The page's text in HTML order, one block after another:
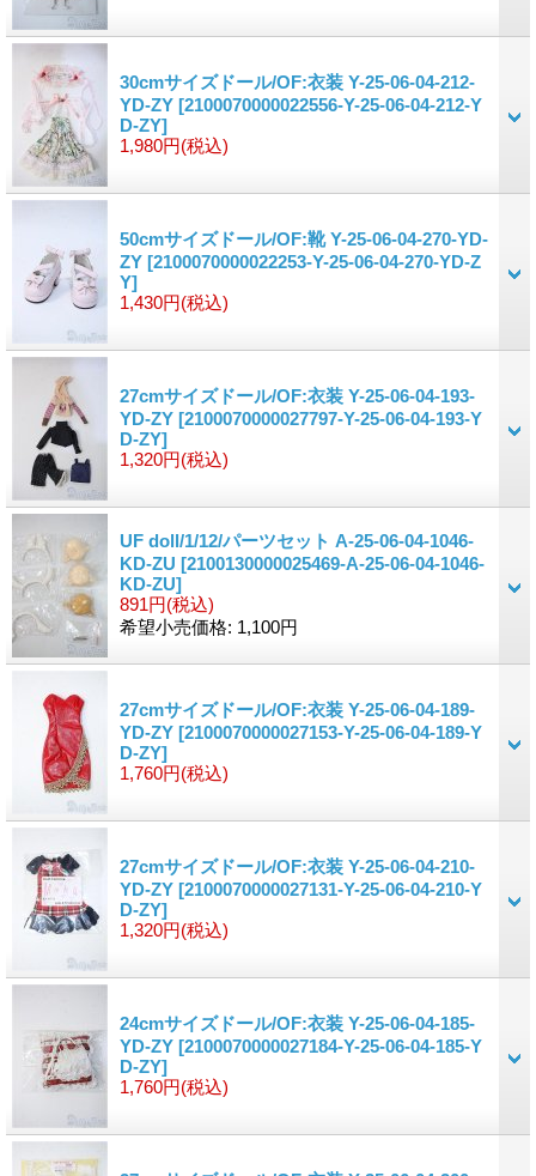
30cmサイズドール/OF:衣装 Y-25-06-04-212-
YD-ZY [2100070000022556-Y-25-06-04-212-Y
D-ZY]
1,980円(税込)
50cmサイズドール/OF:靴 Y-25-06-04-270-YD-
ZY [2100070000022253-Y-25-06-04-270-YD-Z
Y]
1,430円(税込)
27cmサイズドール/OF:衣装 Y-25-06-04-193-
YD-ZY [2100070000027797-Y-25-06-04-193-Y
D-ZY]
1,320円(税込)
UF doll/1/12/パーツセット A-25-06-04-1046-
KD-ZU [2100130000025469-A-25-06-04-1046-
KD-ZU]
891円(税込)
希望小売価格: 1,100円
27cmサイズドール/OF:衣装 Y-25-06-04-189-
YD-ZY [2100070000027153-Y-25-06-04-189-Y
D-ZY]
1,760円(税込)
27cmサイズドール/OF:衣装 Y-25-06-04-210-
YD-ZY [2100070000027131-Y-25-06-04-210-Y
D-ZY]
1,320円(税込)
24cmサイズドール/OF:衣装 Y-25-06-04-185-
YD-ZY [2100070000027184-Y-25-06-04-185-Y
D-ZY]
1,760円(税込)